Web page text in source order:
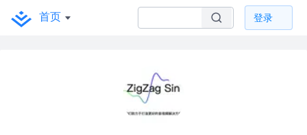
首页 登录